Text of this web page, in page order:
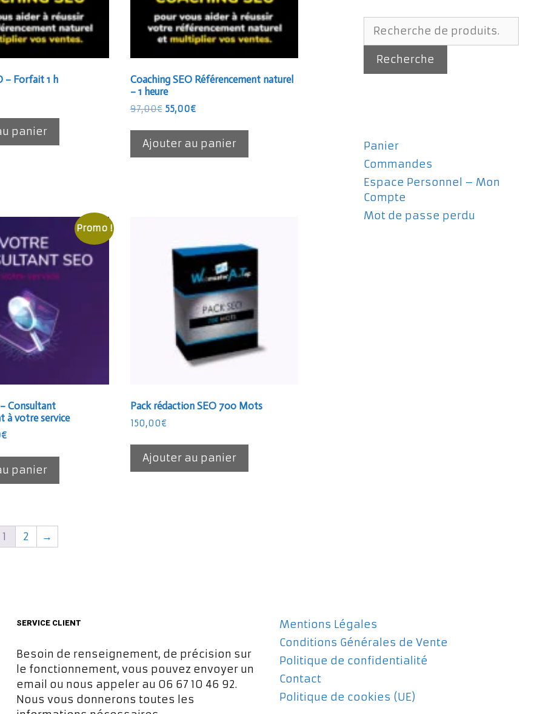
– Forfait 1 h
panier
Coaching SEO Référencement naturel
– 1 heure
97,00€ Le
initial
était :
97,00€.
55,00€Le
actuel
est :
55,00€.
Ajouter au panier
Promo !
Consultant
à votre service
€Le
actuel
est :
35,00€.
panier
Pack rédaction SEO 700 Mots
150,00€
Ajouter au panier
1 2 →
Recherche
pour :
Recherche
Panier
Commandes
Espace Personnel – Mon
Compte
Mot de passe perdu
SERVICE CLIENT
Besoin de renseignement, de précision sur
le fonctionnement, vous pouvez envoyer un
email ou nous appeler au 06 67 10 46 92.
Nous vous donnerons toutes les
Mentions Légales
Conditions Générales de Vente
Politique de confidentialité
Contact
Politique de cookies (UE)